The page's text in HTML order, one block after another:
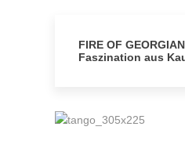
FIRE OF
Faszination aus